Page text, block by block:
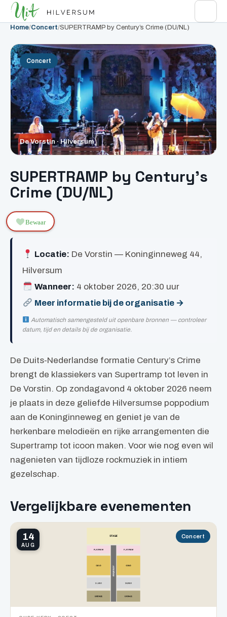
Home/Concert/SUPERTRAMP by Century’s Crime (DU/NL)
Concert
De Vorstin · Hilversum
SUPERTRAMP by Century’s
Crime (DU/NL)
Bewaar
Locatie: De Vorstin — Koninginneweg 44,
Hilversum
Wanneer: 4 oktober 2026, 20:30 uur
Meer informatie bij de organisatie →
Automatisch samengesteld uit openbare bronnen — controleer
datum, tijd en details bij de organisatie.
De Duits-Nederlandse formatie Century’s Crime
brengt de klassiekers van Supertramp tot leven in
De Vorstin. Op zondagavond 4 oktober 2026 neem
je plaats in deze geliefde Hilversumse poppodium
aan de Koninginneweg en geniet je van de
herkenbare melodieën en rijke arrangementen die
Supertramp tot icoon maken. Voor wie nog even wil
nagenieten van tijdloze rockmuziek in intiem
gezelschap.
Vergelijkbare evenementen
14
AUG
Concert